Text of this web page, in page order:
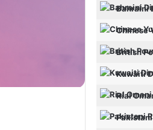
Bahraini
Chinese
British
Kuwaiti
Rial